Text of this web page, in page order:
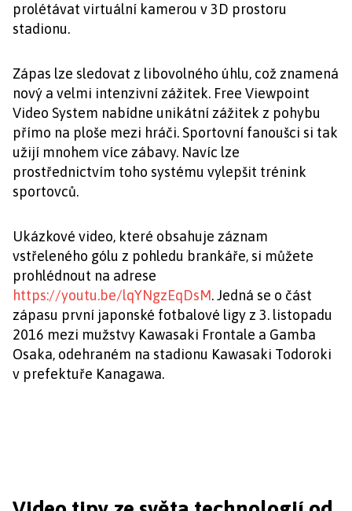
prolétávat virtuální kamerou v 3D prostoru
stadionu.
Zápas lze sledovat z libovolného úhlu, což znamená
nový a velmi intenzivní zážitek. Free Viewpoint
Video System nabídne unikátní zážitek z pohybu
přímo na ploše mezi hráči. Sportovní fanoušci si tak
užijí mnohem více zábavy. Navíc lze
prostřednictvím toho systému vylepšit trénink
sportovců.
Ukázkové video, které obsahuje záznam
vstřeleného gólu z pohledu brankáře, si můžete
prohlédnout na adrese
https://youtu.be/lqYNgzEqDsM. Jedná se o část
zápasu první japonské fotbalové ligy z 3. listopadu
2016 mezi mužstvy Kawasaki Frontale a Gamba
Osaka, odehraném na stadionu Kawasaki Todoroki
v prefektuře Kanagawa.